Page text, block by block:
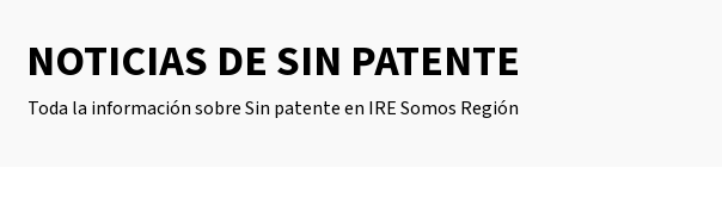
NOTICIAS DE SIN PATENTE
Toda la información sobre Sin patente en IRE Somos Región